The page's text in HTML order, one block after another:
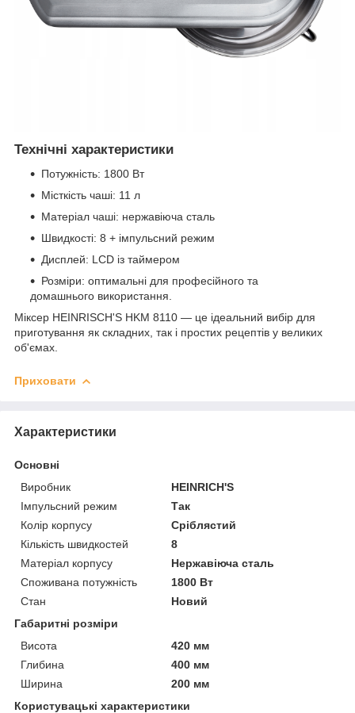
Технічні характеристики
Потужність: 1800 Вт
Місткість чаші: 11 л
Матеріал чаші: нержавіюча сталь
Швидкості: 8 + імпульсний режим
Дисплей: LCD із таймером
Розміри: оптимальні для професійного та
домашнього використання.
Міксер HEINRISCH'S HKM 8110 — це ідеальний вибір для
приготування як складних, так і простих рецептів у великих
об'ємах.
Приховати
Характеристики
Основні
Виробник
HEINRICH'S
Імпульсний режим
Так
Колір корпусу
Сріблястий
Кількість швидкостей
8
Матеріал корпусу
Нержавіюча сталь
Споживана потужність
1800 Вт
Стан
Новий
Габаритні розміри
Висота
420 мм
Глибина
400 мм
Ширина
200 мм
Користувацькі характеристики